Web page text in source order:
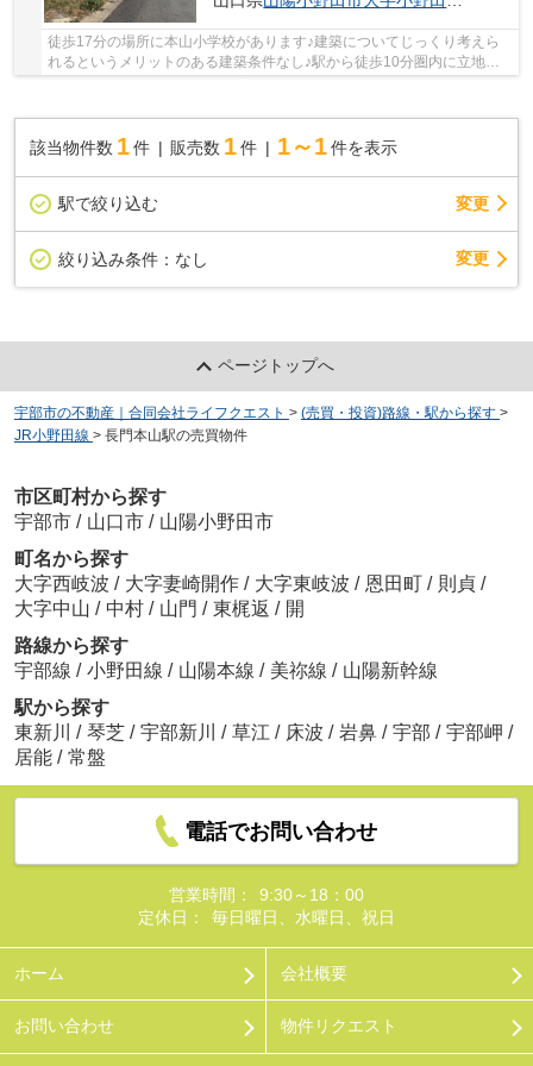
徒歩17分の場所に本山小学校があります♪建築についてじっくり考えら
れるというメリットのある建築条件なし♪駅から徒歩10分圏内に立地し
該当物件数 1件 販売数 1 件 1～1 件を表示
駅で絞り込む 変更
絞り込み条件： なし 変更
ページトップへ
宇部市の不動産｜合同会社ライフクエスト > (売買・投資)路線・駅から探す >
JR小野田線 > 長門本山駅の売買物件
市区町村から探す
宇部市 / 山口市 / 山陽小野田市
町名から探す
大字西岐波 / 大字妻崎開作 / 大字東岐波 / 恩田町 / 則貞 /
大字中山 / 中村 / 山門 / 東梶返 / 開
路線から探す
宇部線 / 小野田線 / 山陽本線 / 美祢線 / 山陽新幹線
駅から探す
東新川
/ 琴芝 / 宇部新川 / 草江 / 床波 / 岩鼻 / 宇部 / 宇部岬 /
居能 / 常盤
電話でお問い合わせ
営業時間：
9:30～18：00
定休日：
毎日曜日、水曜日、祝日
ホーム 会社概要
お問い合わせ 物件リクエスト